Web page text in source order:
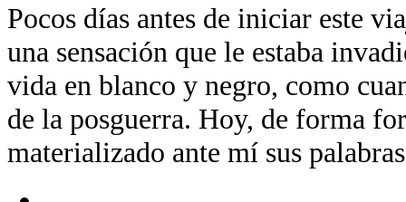
Pocos días antes de iniciar este
una sensación que le estaba
vida en blanco y negro, como
de la posguerra. Hoy, de forma
materializado ante mí sus